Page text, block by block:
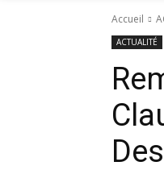
Accueil
ACTUALITÉ